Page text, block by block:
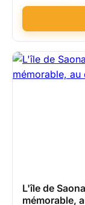
L'île de
mémorable,